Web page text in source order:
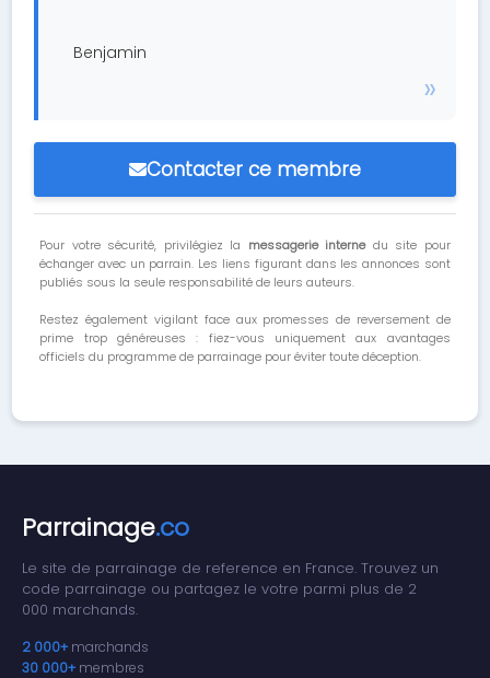
Benjamin
Contacter ce membre
Pour votre sécurité, privilégiez la messagerie internedu site pour
échanger avec un parrain. Les liens figurant dans les annonces sont
publiés sous la seule responsabilité de leurs auteurs.
Restez également vigilant face aux promesses de reversement de
prime trop généreuses : fiez-vous uniquement aux avantages
officiels du programme de parrainage pour éviter toute déception.
Parrainage.co
Le site de parrainage de reference en France. Trouvez un
code parrainage ou partagez le votre parmi plus de 2
000 marchands.
2 000+ marchands
30 000+ membres